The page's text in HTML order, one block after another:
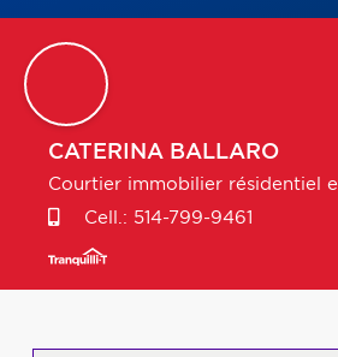
CATERINA BALLARO
Courtier immobilier résidentiel
Cell.: 514-799-9461